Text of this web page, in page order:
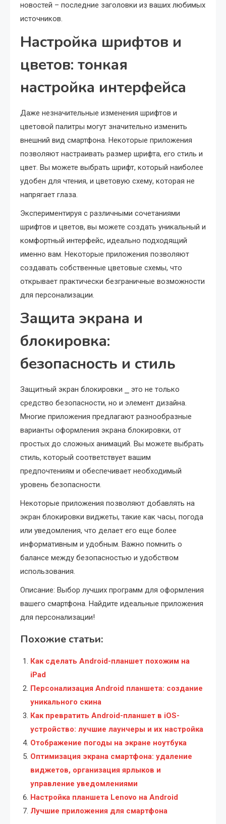
новостей – последние заголовки из ваших любимых
источников.
Настройка шрифтов и
цветов: тонкая
настройка интерфейса
Даже незначительные изменения шрифтов и
цветовой палитры могут значительно изменить
внешний вид смартфона. Некоторые приложения
позволяют настраивать размер шрифта, его стиль и
цвет. Вы можете выбрать шрифт, который наиболее
удобен для чтения, и цветовую схему, которая не
напрягает глаза.
Экспериментируя с различными сочетаниями
шрифтов и цветов, вы можете создать уникальный и
комфортный интерфейс, идеально подходящий
именно вам. Некоторые приложения позволяют
создавать собственные цветовые схемы, что
открывает практически безграничные возможности
для персонализации.
Защита экрана и
блокировка:
безопасность и стиль
Защитный экран блокировки ⎯ это не только
средство безопасности, но и элемент дизайна.
Многие приложения предлагают разнообразные
варианты оформления экрана блокировки, от
простых до сложных анимаций. Вы можете выбрать
стиль, который соответствует вашим
предпочтениям и обеспечивает необходимый
уровень безопасности.
Некоторые приложения позволяют добавлять на
экран блокировки виджеты, такие как часы, погода
или уведомления, что делает его еще более
информативным и удобным. Важно помнить о
балансе между безопасностью и удобством
использования.
Описание: Выбор лучших программ для оформления
вашего смартфона. Найдите идеальные приложения
для персонализации!
Похожие статьи:
Как сделать Android-планшет похожим на
iPad
Персонализация Android планшета: создание
уникального скина
Как превратить Android-планшет в iOS-
устройство: лучшие лаунчеры и их настройка
Отображение погоды на экране ноутбука
Оптимизация экрана смартфона: удаление
виджетов, организация ярлыков и
управление уведомлениями
Настройка планшета Lenovo на Android
Лучшие приложения для смартфона